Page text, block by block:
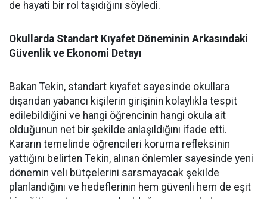
de hayati bir rol taşıdığını söyledi.
Okullarda Standart Kıyafet Döneminin Arkasındaki
Güvenlik ve Ekonomi Detayı
Bakan Tekin, standart kıyafet sayesinde okullara
dışarıdan yabancı kişilerin girişinin kolaylıkla tespit
edilebildiğini ve hangi öğrencinin hangi okula ait
olduğunun net bir şekilde anlaşıldığını ifade etti.
Kararın temelinde öğrencileri koruma refleksinin
yattığını belirten Tekin, alınan önlemler sayesinde yeni
dönemin veli bütçelerini sarsmayacak şekilde
planlandığını ve hedeflerinin hem güvenli hem de eşit